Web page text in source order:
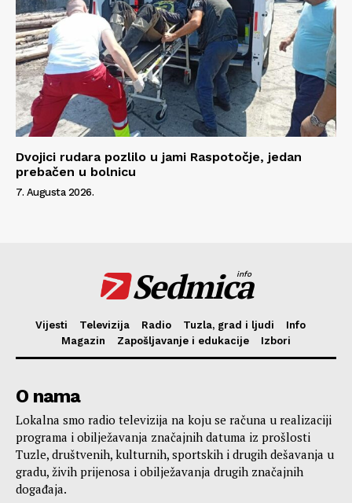
Dvojici rudara pozlilo u jami Raspotočje, jedan
prebačen u bolnicu
7. Augusta 2026.
Sedmica
info
Vijesti Televizija Radio Tuzla, grad i ljudi
Info
Magazin
Zapošljavanje i edukacije Izbori
O nama
Lokalna smo radio televizija na koju se računa u realizaciji
programa i obilježavanja značajnih datuma iz prošlosti
Tuzle, društvenih, kulturnih, sportskih i drugih dešavanja u
gradu, živih prijenosa i obilježavanja drugih značajnih
događaja.